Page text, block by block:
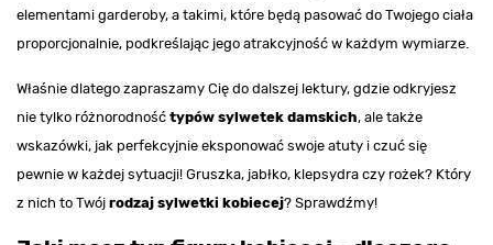
elementami garderoby, a takimi, które będą pasować do Twojego ciała
proporcjonalnie, podkreślając jego atrakcyjność w każdym wymiarze.
Właśnie dlatego zapraszamy Cię do dalszej lektury, gdzie odkryjesz
nie tylko różnorodność typów sylwetek damskich, ale także
wskazówki, jak perfekcyjnie eksponować swoje atuty i czuć się
pewnie w każdej sytuacji! Gruszka, jabłko, klepsydra czy rożek? Który
z nich to Twój rodzaj sylwetki kobiecej? Sprawdźmy!